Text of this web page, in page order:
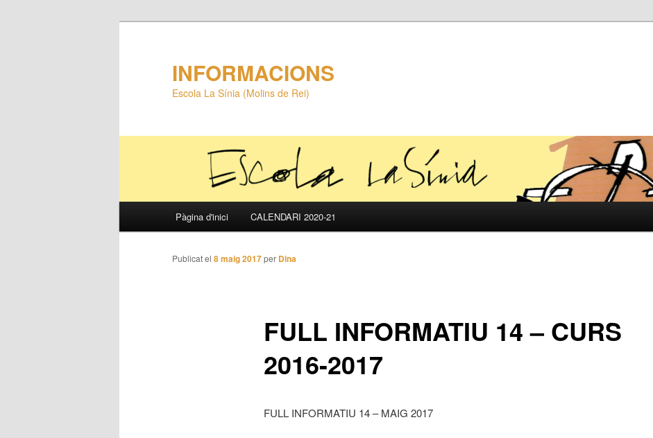
INFORMACIONS
Escola La Sínia (Molins de Rei)
Aneu
al
Pàgina d'inici CALENDARI 2020-21
FULL INFORMATIU 14 – CURS
2016-2017
Publicat el 8 maig 2017per Dina
FULL INFORMATIU 14 – MAIG 2017